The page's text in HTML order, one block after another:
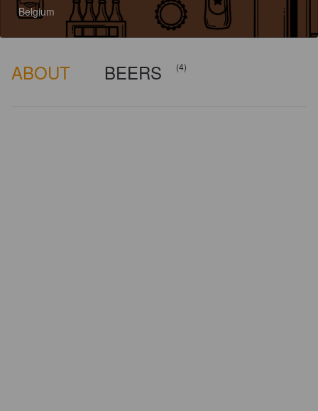
Belgium
ABOUT BEERS (4)